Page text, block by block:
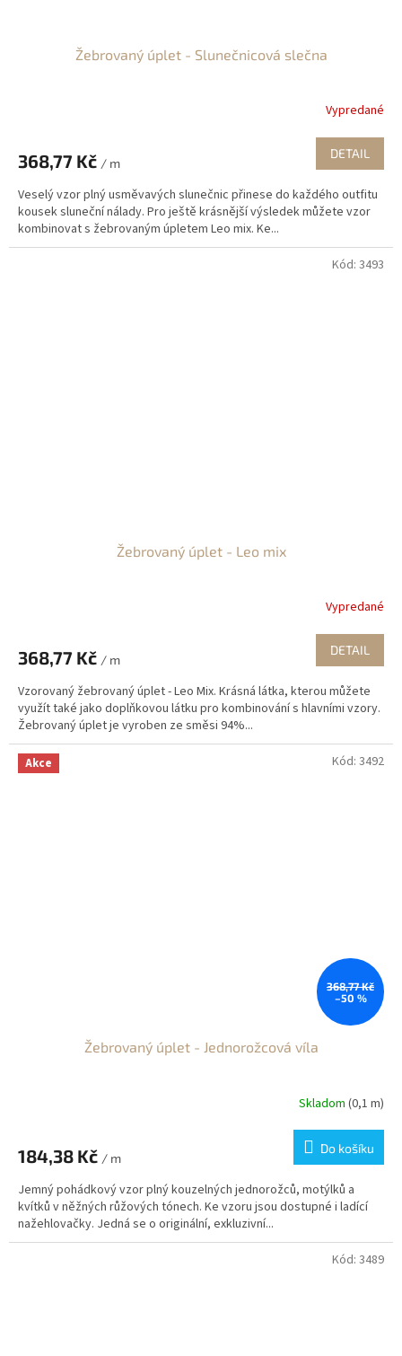
Žebrovaný úplet - Slunečnicová slečna
Vypredané
368,77 Kč / m
DETAIL
Veselý vzor plný usměvavých slunečnic přinese do každého outfitu
kousek sluneční nálady. Pro ještě krásnější výsledek můžete vzor
kombinovat s žebrovaným úpletem Leo mix. Ke...
Žebrovaný úplet - Leo mix
Vypredané
368,77 Kč / m
DETAIL
Vzorovaný žebrovaný úplet - Leo Mix. Krásná látka, kterou můžete
využít také jako doplňkovou látku pro kombinování s hlavními vzory.
Žebrovaný úplet je vyroben ze směsi 94%...
Kód: 3493
Akce
368,77 Kč
–50 %
Žebrovaný úplet - Jednorožcová víla
Skladom (0,1 m)
184,38 Kč / m
Do košíku
Jemný pohádkový vzor plný kouzelných jednorožců, motýlků a
kvítků v něžných růžových tónech. Ke vzoru jsou dostupné i ladící
nažehlovačky. Jedná se o originální, exkluzivní...
Kód: 3492
Kód: 3489